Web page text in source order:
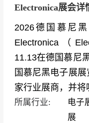
Electronica展会详
2026德国慕尼
Electronica（
11.13在德国慕尼
国慕尼黑电子展
家行业展商，并将
所属行业: 电子
展